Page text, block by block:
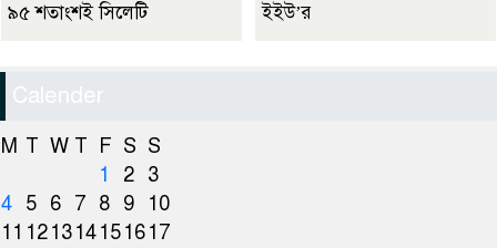
৯৫ শতাংশই সিলেটি
ইইউ’র
Calender
M T W T F S S
1
2 3
4 5 6 7 8 9
10
11 121314151617